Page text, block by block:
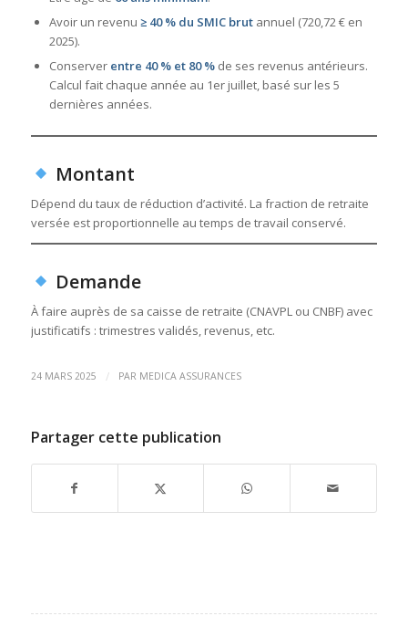
Avoir un revenu ≥ 40 % du SMIC brutannuel (720,72 € en
2025).
Conserver entre 40 % et 80 %de ses revenus antérieurs.
Calcul fait chaque année au 1er juillet, basé sur les 5
dernières années.
Montant
Dépend du taux de réduction d’activité. La fraction de retraite
versée est proportionnelle au temps de travail conservé.
Demande
À faire auprès de sa caisse de retraite (CNAVPL ou CNBF) avec
justificatifs : trimestres validés, revenus, etc.
24 MARS 2025 / PAR MEDICA ASSURANCES
Partager cette publication